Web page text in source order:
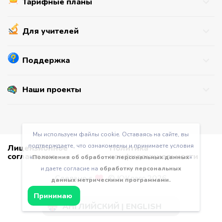
Как это работает
Купить в подарок
Для учителей
Для Школ
Поддержка
Наши проекты
IQКлуб™
Математика для ЕГЭ и ОГЭ
Лицензионное
соглашение
Политика
конфиденциальности
Сделано с
© IQКласс 2026
АНГЛИЙСКИЙ | ENGLISH
Мы используем файлы cookie. Оставаясь на сайте, вы
подтверждаете, что ознакомлены и принимаете условия
«Положения об обработке персональных данных»
и даете согласие на обработку персональных
данных метрическими программами.
Принимаю